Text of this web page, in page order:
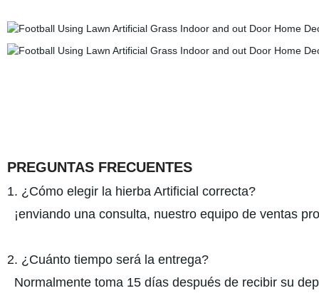
PREGUNTAS FRECUENTES
1. ¿Cómo elegir la hierba Artificial correcta?
¡enviando una consulta, nuestro equipo de ventas
2. ¿Cuánto tiempo será la entrega?
Normalmente toma 15 días después de recibir su